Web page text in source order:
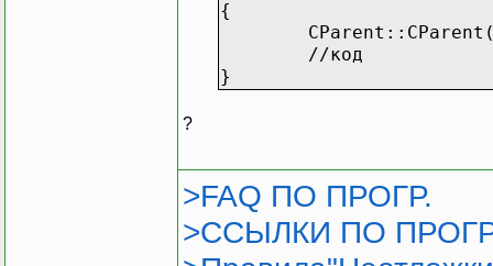
{
//код
}
?
>FAQ ПО ПРОГР.
>ССЫЛКИ ПО